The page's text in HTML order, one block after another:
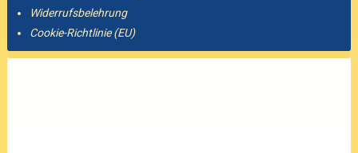
Widerrufsbelehrung
Cookie-Richtlinie (EU)